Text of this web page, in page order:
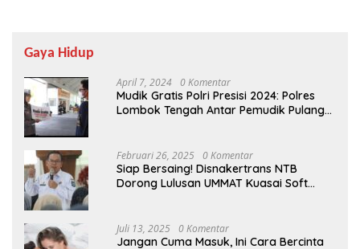
Gaya Hidup
April 7, 2024 0 Komentar
Mudik Gratis Polri Presisi 2024: Polres
Lombok Tengah Antar Pemudik Pulang
Februari 26, 2025 0 Komentar
Siap Bersaing! Disnakertrans NTB
Dorong Lulusan UMMAT Kuasai Soft
Juli 13, 2025 0 Komentar
Jangan Cuma Masuk, Ini Cara Bercinta